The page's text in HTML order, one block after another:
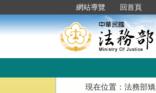
到
主
要
網站導覽 回首頁
現在位置：法務部